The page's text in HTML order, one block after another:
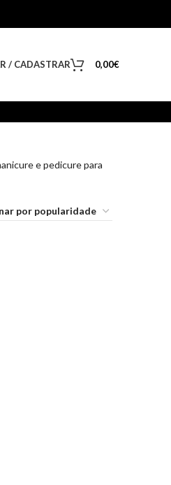
/ CADASTRAR 0,00€
e pedicure para